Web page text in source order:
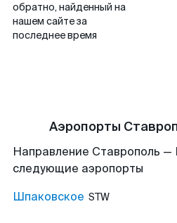
обратно, найденный на
нашем сайте за
последнее время
Аэропорты
Направление Ставрополь —
следующие аэропорты
Шпаковское STW